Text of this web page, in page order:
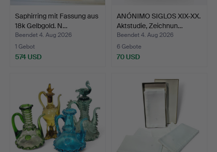
Saphirring mit Fassung aus
18k Gelbgold. N…
Beendet 4. Aug 2026
1 Gebot
574 USD
ANÓNIMO SIGLOS XIX-XX.
Aktstudie, Zeichnun…
Beendet 4. Aug 2026
6 Gebote
70 USD